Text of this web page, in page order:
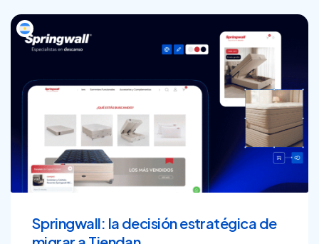
Springwall: la decisión estratégica de